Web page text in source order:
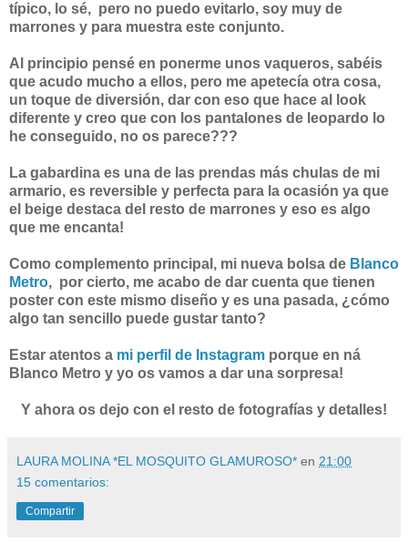
típico, lo sé, pero no puedo evitarlo, soy muy de
marrones y para muestra este conjunto.
Al principio pensé en ponerme unos vaqueros, sabéis
que acudo mucho a ellos, pero me apetecía otra cosa,
un toque de diversión, dar con eso que hace al look
diferente y creo que con los pantalones de leopardo lo
he conseguido, no os parece???
La gabardina es una de las prendas más chulas de mi
armario, es reversible y perfecta para la ocasión ya que
el beige destaca del resto de marrones y eso es algo
que me encanta!
Como complemento principal, mi nueva bolsa de Blanco
Metro, por cierto, me acabo de dar cuenta que tienen
poster con este mismo diseño y es una pasada, ¿cómo
algo tan sencillo puede gustar tanto?
Estar atentos a mi perfil de Instagram porque en ná
Blanco Metro y yo os vamos a dar una sorpresa!
Y ahora os dejo con el resto de fotografías y detalles!
LAURA MOLINA *EL MOSQUITO GLAMUROSO* en 21:00
15 comentarios:
Compartir